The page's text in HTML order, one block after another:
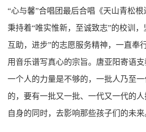
“心与馨”合唱团最后合唱《天山青松
秉持着“唯实惟新，至诚致志”的校训，
互助，进步”的志愿服务精神，一直奉
用音乐谱写真心的宗旨。唐亚阳寄语支
一个人的力量是不够的，一批人乃至
的，要有一批又一批、一代又一代的人
自身的同时，去影响那些孩子们的未来